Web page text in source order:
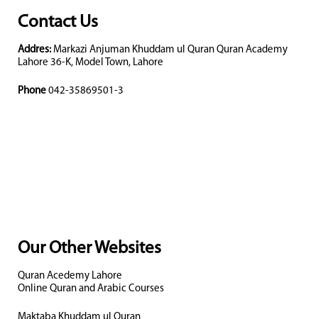
Contact Us
Addres: Markazi Anjuman Khuddam ul Quran Quran Academy
Lahore 36-K, Model Town, Lahore
Phone 042-35869501-3
Our Other Websites
Quran Acedemy Lahore
Online Quran and Arabic Courses